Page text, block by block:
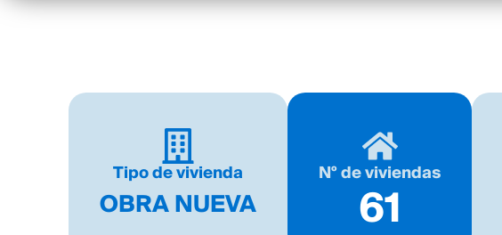
Tipo de vivienda
OBRA NUEVA
Nº de viviendas
61